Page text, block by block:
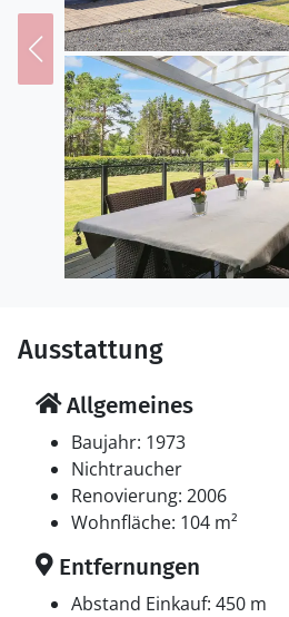
Ausstattung
Allgemeines
Baujahr: 1973
Nichtraucher
Renovierung: 2006
Wohnfläche: 104 m²
Entfernungen
Abstand Einkauf: 450 m